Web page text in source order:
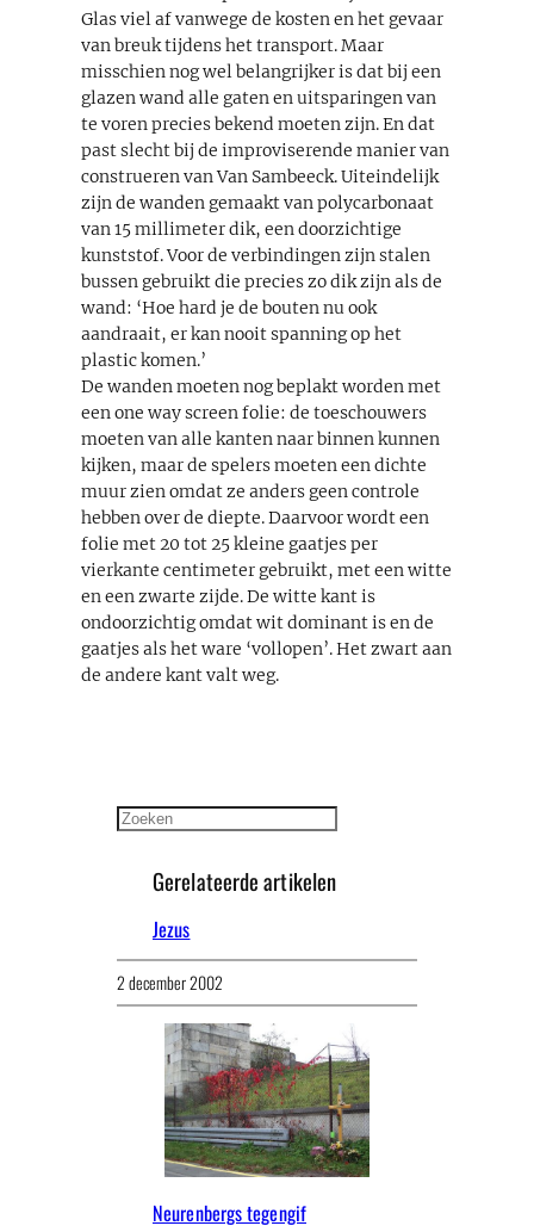
Glas viel af vanwege de kosten en het gevaar
van breuk tijdens het transport. Maar
misschien nog wel belangrijker is dat bij een
glazen wand alle gaten en uitsparingen van
te voren precies bekend moeten zijn. En dat
past slecht bij de improviserende manier van
construeren van Van Sambeeck. Uiteindelijk
zijn de wanden gemaakt van polycarbonaat
van 15 millimeter dik, een doorzichtige
kunststof. Voor de verbindingen zijn stalen
bussen gebruikt die precies zo dik zijn als de
wand: ‘Hoe hard je de bouten nu ook
aandraait, er kan nooit spanning op het
plastic komen.’
De wanden moeten nog beplakt worden met
een one way screen folie: de toeschouwers
moeten van alle kanten naar binnen kunnen
kijken, maar de spelers moeten een dichte
muur zien omdat ze anders geen controle
hebben over de diepte. Daarvoor wordt een
folie met 20 tot 25 kleine gaatjes per
vierkante centimeter gebruikt, met een witte
en een zwarte zijde. De witte kant is
ondoorzichtig omdat wit dominant is en de
gaatjes als het ware ‘vollopen’. Het zwart aan
de andere kant valt weg.
Zoeken
Gerelateerde artikelen
Jezus
2 december 2002
Neurenbergs tegengif